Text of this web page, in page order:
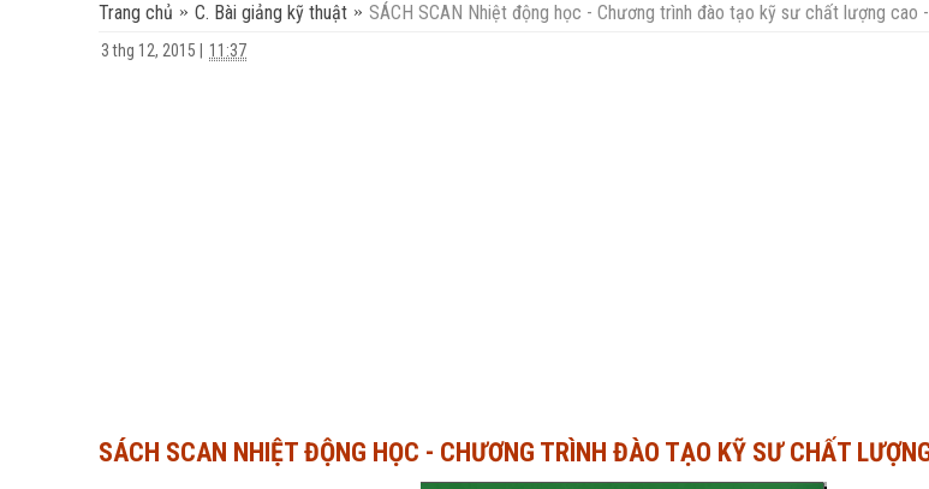
Trang chủ C. Bài giảng kỹ thuật SÁCH SCAN Nhiệt động học - Chương trình đào tạo kỹ sư chất lượng cao
3 thg 12, 2015 11:37
SÁCH SCAN NHIỆT ĐỘNG HỌC - CHƯƠNG TRÌNH ĐÀO TẠO KỸ SƯ CHẤT